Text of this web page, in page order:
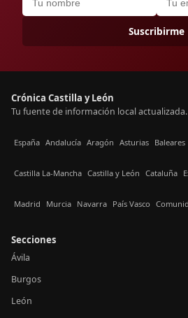
Suscribirme
Crónica Castilla y León
Tu fuente de información local actualizada.
España Andalucía Aragón Asturias Baleares
Castilla La-Mancha Castilla y León Cataluña
Madrid Murcia Navarra País Vasco
Secciones
Ávila
Burgos
León